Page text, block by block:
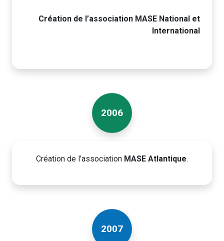
Création de l’association MASE National et
International
2006
Création de l’association MASE Atlantique.
2007